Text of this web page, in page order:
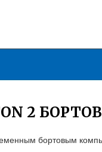
2
бортовым